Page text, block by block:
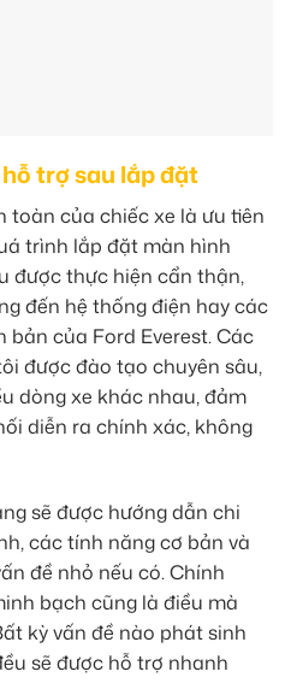
trợ sau lắp đặt
toàn của chiếc xe là ưu tiên
trình lắp đặt màn hình
được thực hiện cẩn thận,
đến hệ thống điện hay các
của Ford Everest. Các
được đào tạo chuyên sâu,
dòng xe khác nhau, đảm
diễn ra chính xác, không
sẽ được hướng dẫn chi
các tính năng cơ bản và
đề nhỏ nếu có. Chính
bạch cũng là điều mà
kỳ vấn đề nào phát sinh
sẽ được hỗ trợ nhanh